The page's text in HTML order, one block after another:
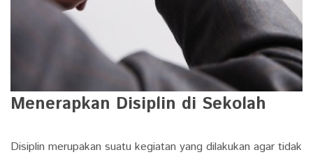
Menerapkan Disiplin di Sekolah
Disiplin merupakan suatu kegiatan yang dilakukan agar tidak